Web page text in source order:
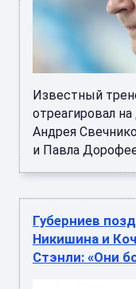
Известный
отреагировал
Андрея
и Павла
Губерниев
Никишина и
Стэнли: «Они